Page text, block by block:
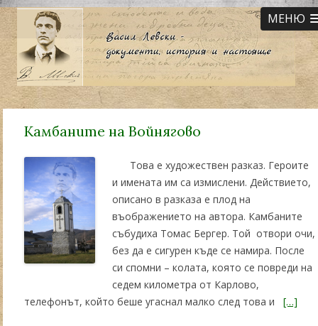
МЕНЮ
Камбаните на Войнягово
Това е художествен разказ. Героите
и имената им са измислени. Действието,
описано в разказа е плод на
въображението на автора. Камбаните
събудиха Томас Бергер. Той отвори очи,
без да е сигурен къде се намира. После
си спомни – колата, която се повреди на
седем километра от Карлово,
телефонът, който беше угаснал малко след това и […]